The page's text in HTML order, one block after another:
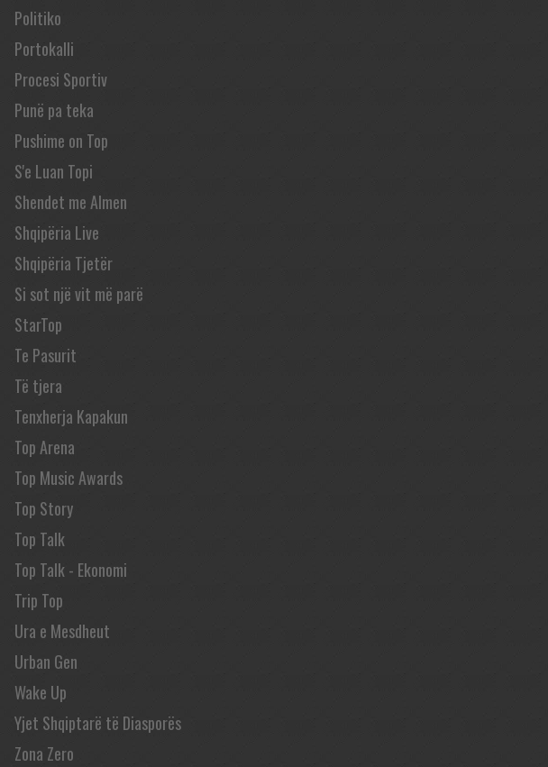
Politiko
Portokalli
Procesi Sportiv
Punë pa teka
Pushime on Top
S'e Luan Topi
Shendet me Almen
Shqipëria Live
Shqipëria Tjetër
Si sot një vit më parë
StarTop
Te Pasurit
Të tjera
Tenxherja Kapakun
Top Arena
Top Music Awards
Top Story
Top Talk
Top Talk - Ekonomi
Trip Top
Ura e Mesdheut
Urban Gen
Wake Up
Yjet Shqiptarë të Diasporës
Zona Zero